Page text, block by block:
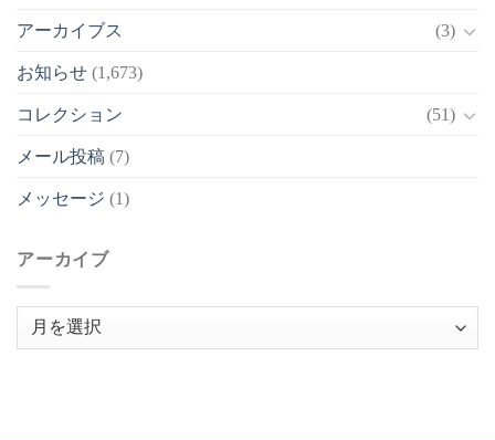
アーカイブス (3)
お知らせ (1,673)
コレクション (51)
メール投稿 (7)
メッセージ (1)
アーカイブ